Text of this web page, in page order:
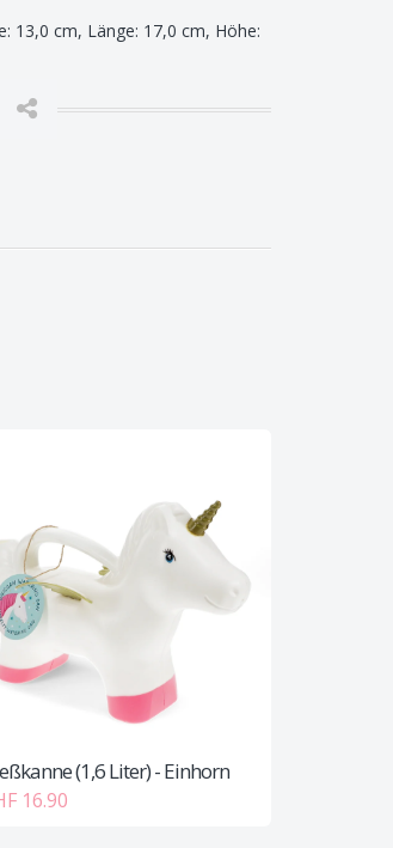
13,0 cm, Länge: 17,0 cm, Höhe:
(1,6 Liter) - Einhorn
16.90